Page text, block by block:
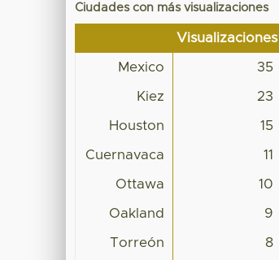
Ciudades con más visualizaciones
Visualizaciones
Mexico 35
Kiez 23
Houston 15
Cuernavaca 11
Ottawa 10
Oakland 9
Torreón 8